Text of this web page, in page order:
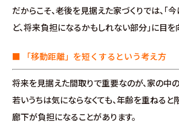
お客様の声
よくある質問（Q&A）
注文・規格住宅
∟はじめての方へ
だからこそ、老後を見据えた家づくりでは、「
ど、将来負担になるかもしれない部分」に目を
■ 「移動距離」を短くするという考え方
将来を見据えた間取りで重要なのが、家の中
若いうちは気にならなくても、年齢を重ねる
廊下が負担になることがあります。